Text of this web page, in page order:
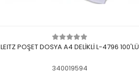
اضف الى سلة التسوق
LEITZ POŞET DOSYA A4 DELİKLİ L-4796 100'LÜ
340019594